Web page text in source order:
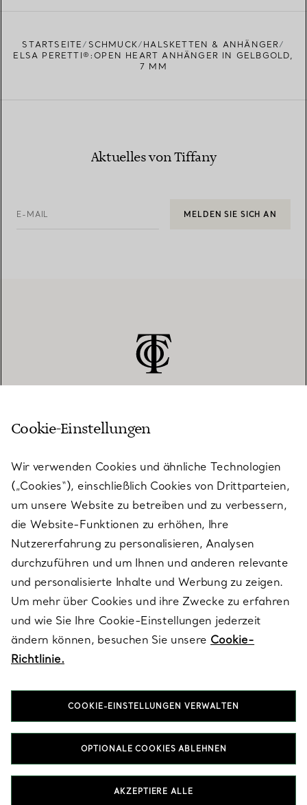
STARTSEITE SCHMUCK
HALSKETTEN & ANHÄNGER
ELSA PERETTI®:OPEN HEART ANHÄNGER IN GELBGOLD,
7 MM
Aktuelles von Tiffany
E-MAIL MELDEN SIE SICH AN
KUNDENSERVICE
SERVICES
ÜBER TIFFANY & CO.
RECHTLICHE HINWEISE
FOLGEN SIE UNS
T&Co. 2026
Cookie-Einstellungen
Wir verwenden Cookies und ähnliche Technologien
(„Cookies“), einschließlich Cookies von Drittparteien,
um unsere Website zu betreiben und zu verbessern,
die Website-Funktionen zu erhöhen, Ihre
Nutzererfahrung zu personalisieren, Analysen
durchzuführen und um Ihnen und anderen relevante
und personalisierte Inhalte und Werbung zu zeigen.
Um mehr über Cookies und ihre Zwecke zu erfahren
und wie Sie Ihre Cookie-Einstellungen jederzeit
ändern können, besuchen Sie unsere Cookie-
Richtlinie.
COOKIE-EINSTELLUNGEN VERWALTEN
OPTIONALE COOKIES ABLEHNEN
AKZEPTIERE ALLE